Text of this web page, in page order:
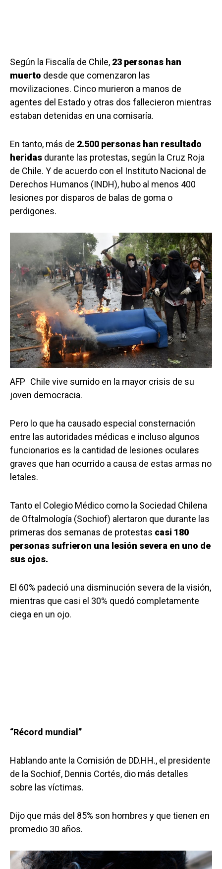
Según la Fiscalía de Chile, 23 personas han
muerto desde que comenzaron las
movilizaciones. Cinco murieron a manos de
agentes del Estado y otras dos fallecieron mientras
estaban detenidas en una comisaría.
En tanto, más de 2.500 personas han resultado
heridas durante las protestas, según la Cruz Roja
de Chile. Y de acuerdo con el Instituto Nacional de
Derechos Humanos (INDH), hubo al menos 400
lesiones por disparos de balas de goma o
perdigones.
AFP Chile vive sumido en la mayor crisis de su
joven democracia.
Pero lo que ha causado especial consternación
entre las autoridades médicas e incluso algunos
funcionarios es la cantidad de lesiones oculares
graves que han ocurrido a causa de estas armas no
letales.
Tanto el Colegio Médico como la Sociedad Chilena
de Oftalmología (Sochiof) alertaron que durante las
primeras dos semanas de protestas casi 180
personas sufrieron una lesión severa en uno de
sus ojos.
El 60% padeció una disminución severa de la visión,
mientras que casi el 30% quedó completamente
ciega en un ojo.
“Récord mundial”
Hablando ante la Comisión de DD.HH., el presidente
de la Sochiof, Dennis Cortés, dio más detalles
sobre las víctimas.
Dijo que más del 85% son hombres y que tienen en
promedio 30 años.